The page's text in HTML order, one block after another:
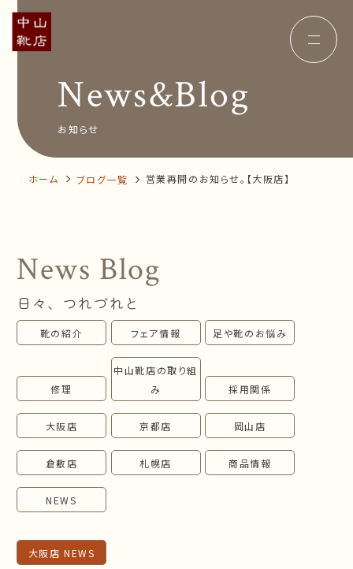
Concept コンセプト
Insole オーダー中敷き
News&Blog
Company 会社概要
オンラインショップ
お問い合わせ
News&Blog
お知らせ
ホーム ブログ一覧 営業再開のお知らせ。【大阪店】
News Blog
日々、つれづれと
靴の紹介 フェア情報 足や靴のお悩み
修理
中山靴店の取り組
み
採用関係
大阪店 京都店 岡山店
倉敷店 札幌店 商品情報
NEWS
大阪店 NEWS